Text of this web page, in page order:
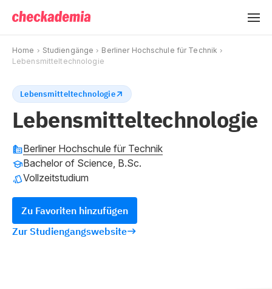
Home Studiengänge
Berliner Hochschule für Technik
Lebensmitteltechnologie
Lebensmitteltechnologie
Lebensmitteltechnologie
Berliner Hochschule für Technik
Bachelor of Science, B.Sc.
Vollzeitstudium
Zu Favoriten hinzufügen
Zur Studiengangswebsite